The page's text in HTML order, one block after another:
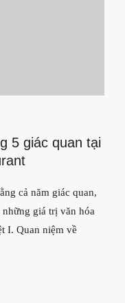
5 giác quan tại
cả năm giác quan,
những giá trị văn hóa
I. Quan niệm về